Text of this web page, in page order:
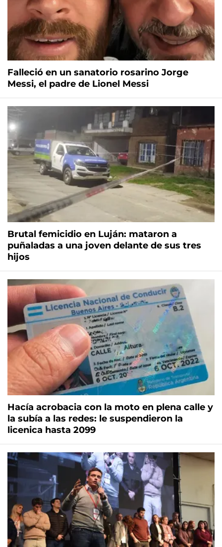
Falleció en un sanatorio rosarino Jorge
Messi, el padre de Lionel Messi
Brutal femicidio en Luján: mataron a
puñaladas a una joven delante de sus tres
hijos
Hacía acrobacia con la moto en plena calle y
la subía a las redes: le suspendieron la
licenica hasta 2099